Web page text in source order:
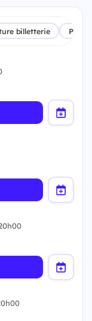
billetterie